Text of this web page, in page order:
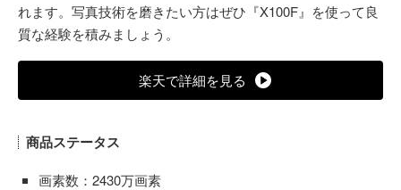
れます。写真技術を磨きたい方はぜひ『X100F』を使って良
質な経験を積みましょう。
楽天で詳細を見る
商品ステータス
画素数：2430万画素